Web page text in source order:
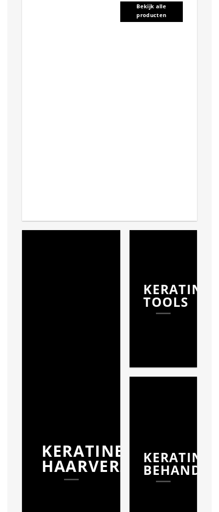
Bekijk alle
producten
KERATINE
HAARVERZORGING
KERATINE
TOOLS
KERATINE